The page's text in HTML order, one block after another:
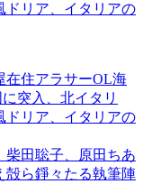
ドリア、イタリアの
在住アラサーOL海
突入、北イタリ
ドリア、イタリアの
柴田聡子、原田ちあ
殻ら錚々たる執筆陣